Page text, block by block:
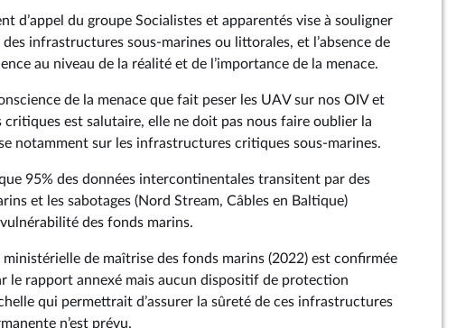
d’appel du groupe Socialistes et apparentés vise à souligner
infrastructures sous-marines ou littorales, et l’absence de
au niveau de la réalité et de l’importance de la menace.
de la menace que fait peser les UAV sur nos OIV et
est salutaire, elle ne doit pas nous faire oublier la
notamment sur les infrastructures critiques sous-marines.
95% des données intercontinentales transitent par des
et les sabotages (Nord Stream, Câbles en Baltique)
des fonds marins.
de maîtrise des fonds marins (2022) est confirmée
le rapport annexé mais aucun dispositif de protection
qui permettrait d’assurer la sûreté de ces infrastructures
n’est prévu.